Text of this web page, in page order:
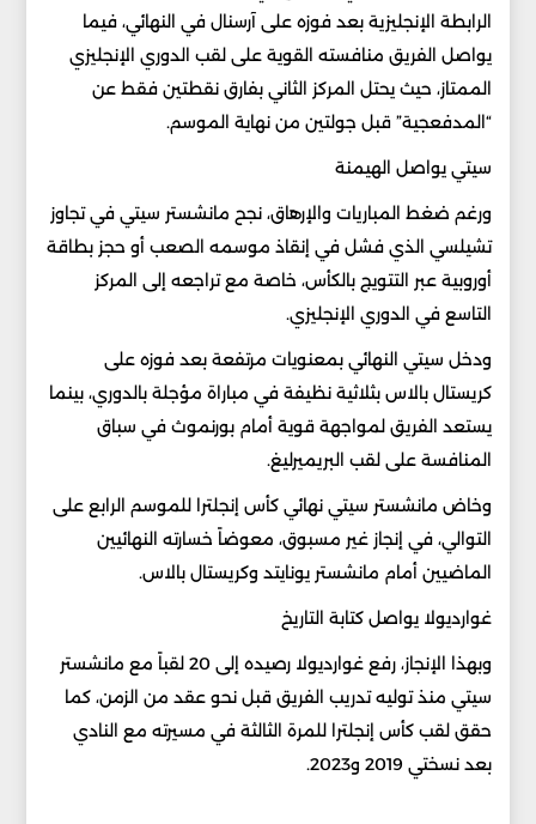
الرابطة الإنجليزية بعد فوزه على آرسنال في النهائي، فيما
يواصل الفريق منافسته القوية على لقب الدوري الإنجليزي
الممتاز، حيث يحتل المركز الثاني بفارق نقطتين فقط عن
“المدفعجية” قبل جولتين من نهاية الموسم.
سيتي يواصل الهيمنة
ورغم ضغط المباريات والإرهاق، نجح مانشستر سيتي في تجاوز
تشيلسي الذي فشل في إنقاذ موسمه الصعب أو حجز بطاقة
أوروبية عبر التتويج بالكأس، خاصة مع تراجعه إلى المركز
التاسع في الدوري الإنجليزي.
ودخل سيتي النهائي بمعنويات مرتفعة بعد فوزه على
كريستال بالاس بثلاثية نظيفة في مباراة مؤجلة بالدوري، بينما
يستعد الفريق لمواجهة قوية أمام بورنموث في سباق
المنافسة على لقب البريميرليغ.
وخاض مانشستر سيتي نهائي كأس إنجلترا للموسم الرابع على
التوالي، في إنجاز غير مسبوق، معوضاً خسارته النهائيين
الماضيين أمام مانشستر يونايتد وكريستال بالاس.
غوارديولا يواصل كتابة التاريخ
وبهذا الإنجاز، رفع غوارديولا رصيده إلى 20 لقباً مع مانشستر
سيتي منذ توليه تدريب الفريق قبل نحو عقد من الزمن، كما
حقق لقب كأس إنجلترا للمرة الثالثة في مسيرته مع النادي
بعد نسختي 2019 و2023.